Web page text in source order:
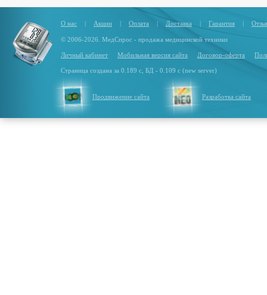
О нас | Акции | Оплата | Доставка | Гарантия |
© 2006-2026. МедСпрос - продажа медицинской техники
Личный кабинет Мобильная версия сайта Договор-оферта
Страница создана за 0.189 с, БД - 0.109 с (new server)
Продвижение сайта Разработка сайта